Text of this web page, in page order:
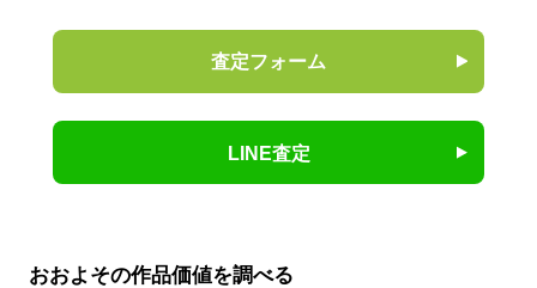
査定フォーム
LINE査定
おおよその作品価値を調べる